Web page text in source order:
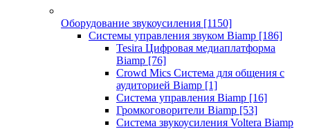
Оборудование звукоусиления [1150]
Системы управления звуком Biamp [186]
Tesira Цифровая медиаплатформа
Biamp [76]
Crowd Mics Система для общения с
аудиторией Biamp [1]
Система управления Biamp [16]
Громкоговорители Biamp [53]
Система звукоусиления Voltera Biamp